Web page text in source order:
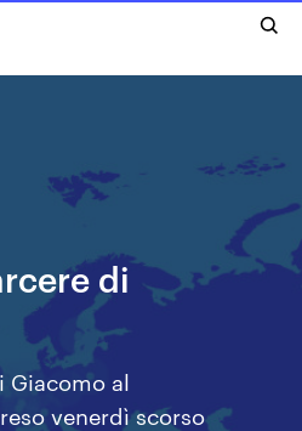
di
Giacomo al
venerdì scorso